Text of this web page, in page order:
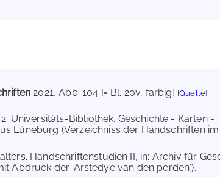
2021, Abb. 104 [= Bl. 20v, farbig] [Quelle]
Universitäts-Bibliothek. Geschichte - Karten -
Lüneburg (Verzeichniss der Handschriften
Handschriftenstudien II, in: Archiv für
Abdruck der 'Arstedye van den perden').